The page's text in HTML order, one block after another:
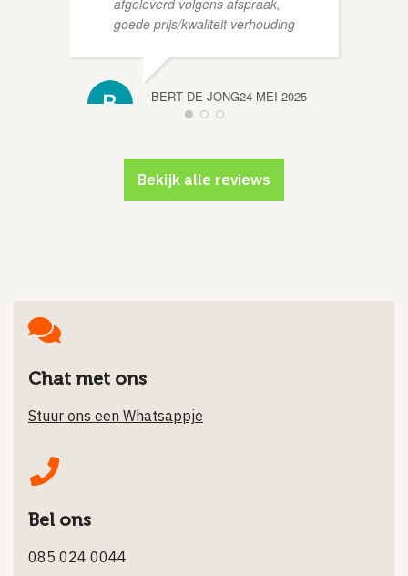
afgeleverd volgens afspraak,
goede prijs/kwaliteit verhouding
BERT DE JONG24 MEI 2025
Bekijk alle reviews
Chat met ons
Stuur ons een Whatsappje
Bel ons
085 024 0044